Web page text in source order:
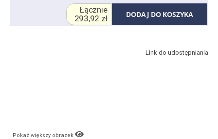
DODAJ DO KOSZYKA
Łącznie
293,92 zł
Link do udostępniania
Pokaż większy obrazek